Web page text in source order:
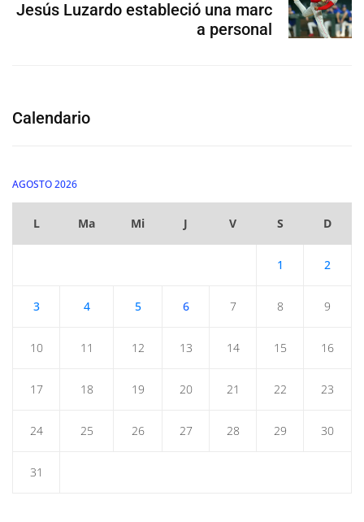
Jesús Luzardo estableció una marc
a personal
Calendario
AGOSTO 2026
L Ma Mi J V S D
1 2
3 4 5 6 7 8 9
10 11 12 13 14 15 16
17 18 19 20 21 22 23
24 25 26 27 28 29 30
31